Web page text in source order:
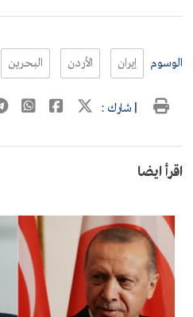
الوسوم إيران الأردن البحرين
| شارك :
اقرأ ايضا